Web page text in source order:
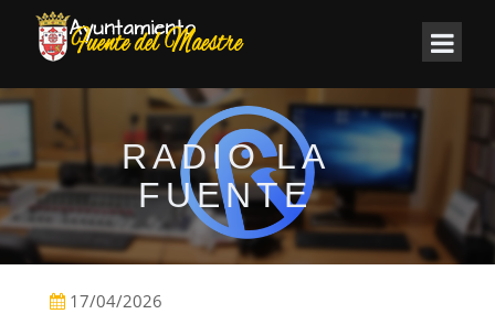
RADIO LA
FUENTE
17/04/2026